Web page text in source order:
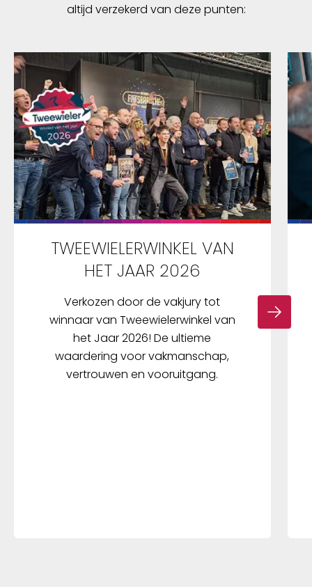
altijd verzekerd van deze punten:
TWEEWIELERWINKEL VAN
HET JAAR 2026
Verkozen door de vakjury tot
winnaar van Tweewielerwinkel van
het Jaar 2026! De ultieme
waardering voor vakmanschap,
vertrouwen en vooruitgang.